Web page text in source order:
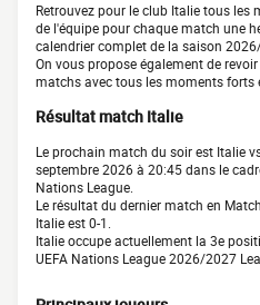
Retrouvez pour le club Italie tous les
de l'équipe pour chaque match une
calendrier complet de la saison
On vous propose également de
matchs avec tous les moments forts
Résultat match Italie
Le prochain match du soir est Italie
septembre 2026 à 20:45 dans le
Nations League.
Le résultat du dernier match en
Italie est 0-1.
Italie occupe actuellement la 3e
UEFA Nations League 2026/2027